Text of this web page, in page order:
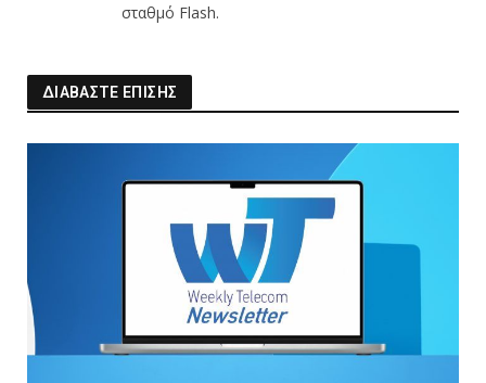
σταθμό Flash.
ΔΙΑΒΑΣΤΕ ΕΠΙΣΗΣ